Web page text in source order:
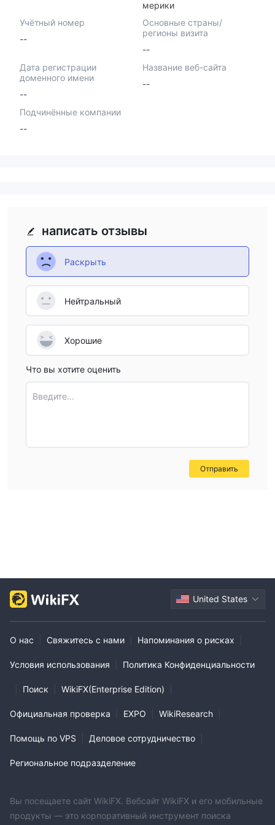
мерики
Учётный номер
--
Основные страны/
регионы визита
--
Дата регистрации
доменного имени
--
Название веб-сайта
--
Подчинённые компании
--
написать отзывы
Раскрыть
Нейтральный
Хорошие
Что вы хотите оценить
Введите...
Отправить
United States
О нас Свяжитесь с нами Напоминания о рисках
Условия использования Политика Конфиденциальности
Поиск WikiFX(Enterprise Edition)
Официальная проверка EXPO WikiResearch
Помощь по VPS Деловое сотрудничество
Региональное подразделение
Вы посещаете сайт WikiFX. Вебсайт WikiFX и его мобильные
продукты — это корпоративный инструмент поиска